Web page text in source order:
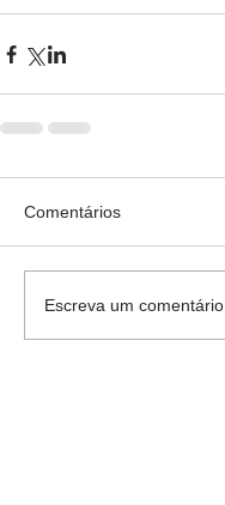
Comentários
Escreva um comentário